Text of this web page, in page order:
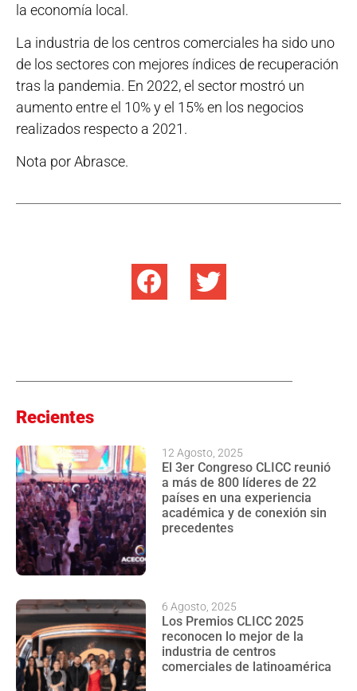
la economía local.
La industria de los centros comerciales ha sido uno
de los sectores con mejores índices de recuperación
tras la pandemia. En 2022, el sector mostró un
aumento entre el 10% y el 15% en los negocios
realizados respecto a 2021.
Nota por Abrasce.
Recientes
El 3er Congreso CLICC reunió
a más de 800 líderes de 22
países en una experiencia
académica y de conexión sin
precedentes
12 Agosto, 2025
Los Premios CLICC 2025
reconocen lo mejor de la
industria de centros
comerciales de latinoamérica
6 Agosto, 2025